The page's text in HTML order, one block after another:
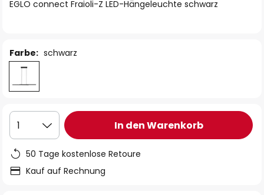
EGLO connect Fraioli-Z LED-Hängeleuchte schwarz
Farbe: schwarz
1 In den Warenkorb
50 Tage kostenlose Retoure
Kauf auf Rechnung